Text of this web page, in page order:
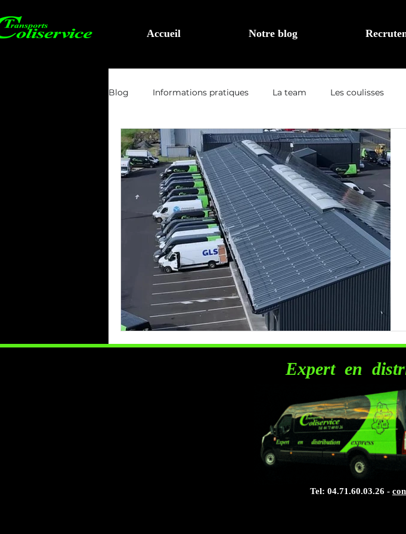
Accueil Notre blog
Blog Informations pratiques La team Les coulisses
Expert en
Tel: 04.71.60.03.26 -